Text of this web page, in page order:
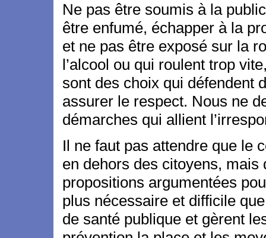
Ne pas être soumis à la
être enfumé, échapper à la
et ne pas être exposé sur la
l’alcool ou qui roulent trop
sont des choix qui défendent
assurer le respect. Nous ne
démarches qui allient
Il ne faut pas attendre que le
en dehors des citoyens,
propositions argumentées
plus nécessaire et difficile
de santé publique et gèrent